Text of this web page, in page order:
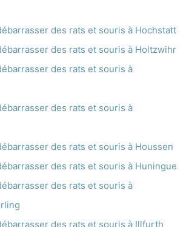
des rats et souris à Hochstatt
des rats et souris à Holtzwihr
des rats et souris à
des rats et souris à
des rats et souris à Houssen
des rats et souris à Huningue
des rats et souris à
des rats et souris à Illfurth